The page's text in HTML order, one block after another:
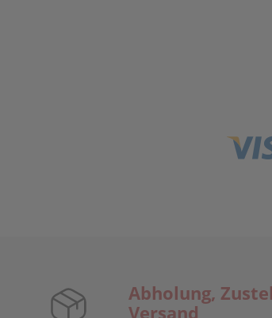
Abholung,
Versand